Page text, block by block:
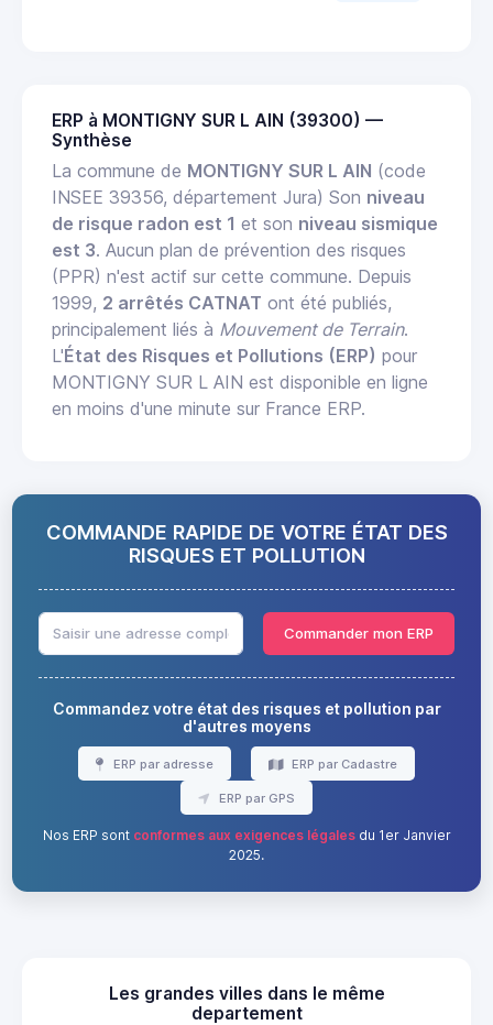
ERP à MONTIGNY SUR L AIN (39300) —
Synthèse
La commune de MONTIGNY SUR L AIN (code
INSEE 39356, département Jura) Son niveau
de risque radon est 1 et son niveau sismique
est 3. Aucun plan de prévention des risques
(PPR) n'est actif sur cette commune. Depuis
1999, 2 arrêtés CATNAT ont été publiés,
principalement liés à Mouvement de Terrain.
L'État des Risques et Pollutions (ERP) pour
MONTIGNY SUR L AIN est disponible en ligne
en moins d'une minute sur France ERP.
COMMANDE RAPIDE DE VOTRE ÉTAT DES
RISQUES ET POLLUTION
Commander mon ERP
Commandez votre état des risques et pollution par
d'autres moyens
ERP par adresse ERP par Cadastre
ERP par GPS
Nos ERP sont conformes aux exigences légalesdu 1er Janvier
2025.
Les grandes villes dans le même
departement